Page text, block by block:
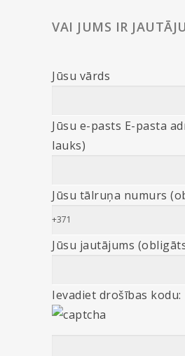
VAI JUMS IR
Jūsu vārds
Jūsu e-pasts E-pasta
lauks)
Jūsu tālruņa numurs
Jūsu jautājums
Ievadiet drošības kodu: